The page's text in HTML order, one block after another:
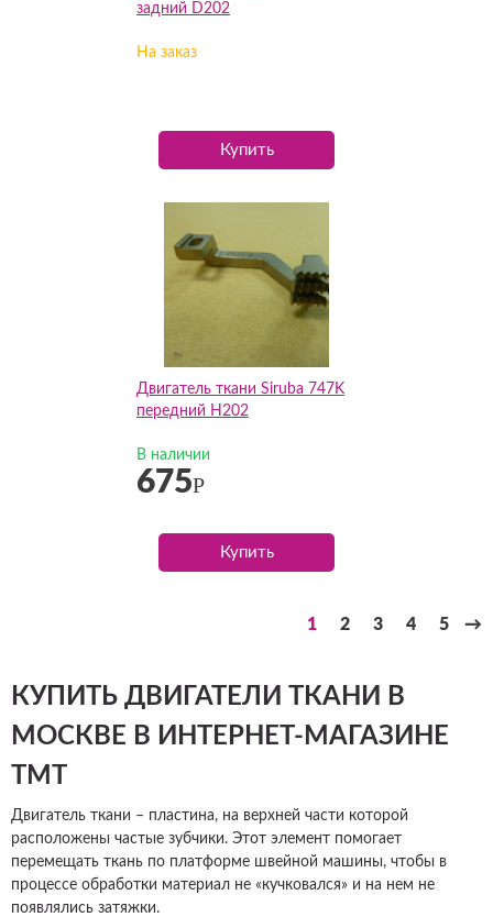
задний D202
На заказ
Купить
Двигатель ткани Siruba 747K
передний H202
В наличии
675Р
Купить
1 2 3 4 5 →
КУПИТЬ ДВИГАТЕЛИ ТКАНИ В
МОСКВЕ В ИНТЕРНЕТ-МАГАЗИНЕ
ТМТ
Двигатель ткани – пластина, на верхней части которой
расположены частые зубчики. Этот элемент помогает
перемещать ткань по платформе швейной машины, чтобы в
процессе обработки материал не «кучковался» и на нем не
появлялись затяжки.